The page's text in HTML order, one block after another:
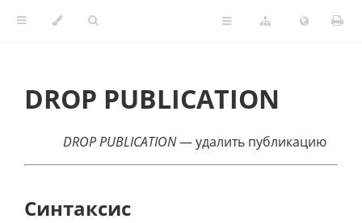
DROP PUBLICATION
DROP PUBLICATION— удалить публикацию
Синтаксис